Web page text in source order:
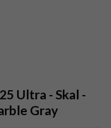
Ultra - Skal -
Gray